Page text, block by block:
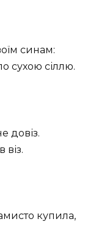
синам:
сухою сіллю.
довіз.
купила,